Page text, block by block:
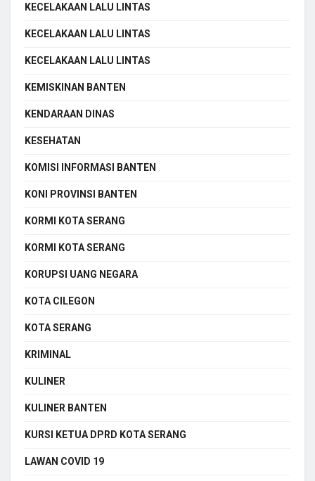
KECELAKAAN LALU LINTAS
KECELAKAAN LALU LINTAS
KECELAKAAN LALU LINTAS
KEMISKINAN BANTEN
KENDARAAN DINAS
KESEHATAN
KOMISI INFORMASI BANTEN
KONI PROVINSI BANTEN
KORMI KOTA SERANG
KORMI KOTA SERANG
KORUPSI UANG NEGARA
KOTA CILEGON
KOTA SERANG
KRIMINAL
KULINER
KULINER BANTEN
KURSI KETUA DPRD KOTA SERANG
LAWAN COVID 19